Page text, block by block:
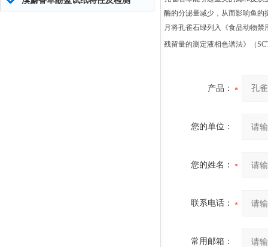
酶的分泌量减少，从而影响鱼的
月将孔雀石绿列入《食品动物
残留量的测定液相色谱法》（
产品：
您的单位：
您的姓名：
联系电话：
常用邮箱：